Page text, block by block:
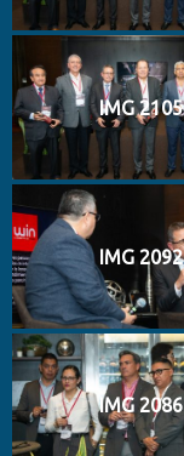
IMG 2105
IMG 2092
IMG 2086